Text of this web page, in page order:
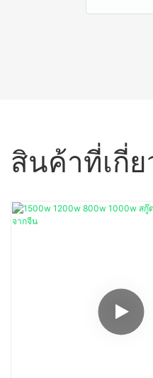
สินค้าที่เกี่ย